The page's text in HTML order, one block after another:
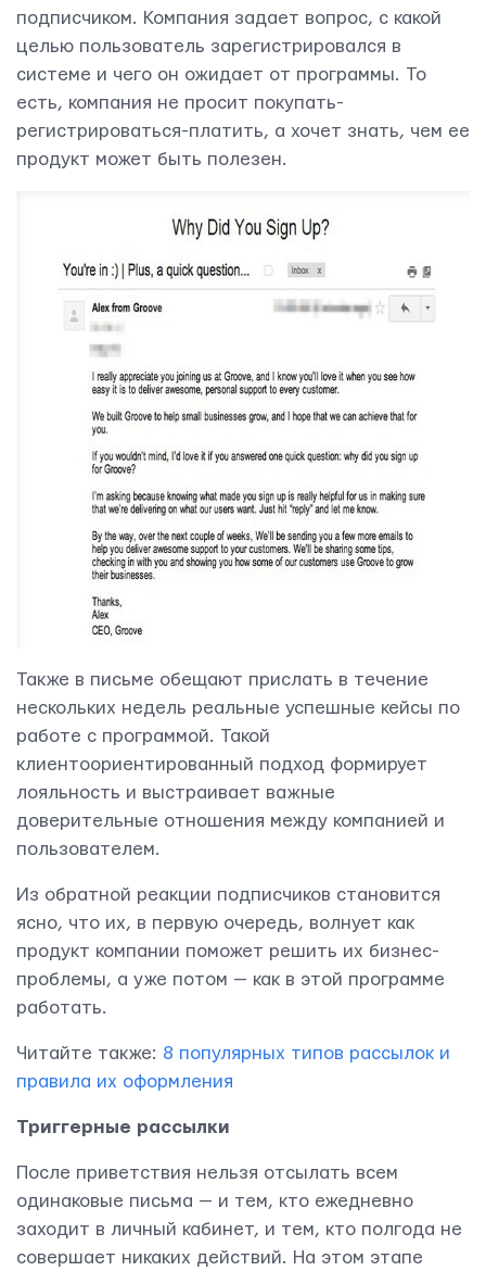
подписчиком. Компания задает вопрос, с какой
целью пользователь зарегистрировался в
системе и чего он ожидает от программы. То
есть, компания не просит покупать-
регистрироваться-платить, а хочет знать, чем ее
продукт может быть полезен.
Также в письме обещают прислать в течение
нескольких недель реальные успешные кейсы по
работе с программой. Такой
клиентоориентированный подход формирует
лояльность и выстраивает важные
доверительные отношения между компанией и
пользователем.
Из обратной реакции подписчиков становится
ясно, что их, в первую очередь, волнует как
продукт компании поможет решить их бизнес-
проблемы, а уже потом — как в этой программе
работать.
Читайте также: 8 популярных типов рассылок и
правила их оформления
Триггерные рассылки
После приветствия нельзя отсылать всем
одинаковые письма — и тем, кто ежедневно
заходит в личный кабинет, и тем, кто полгода не
совершает никаких действий. На этом этапе
Контактная информация
Yudjes OÜ